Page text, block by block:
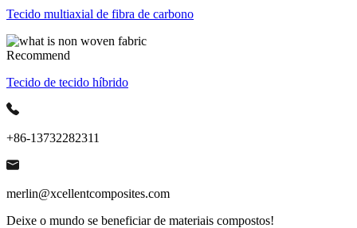
Tecido multiaxial de fibra de carbono
Recommend
Tecido de tecido híbrido
+86-13732282311
merlin@xcellentcomposites.com
Deixe o mundo se beneficiar de materiais compostos!